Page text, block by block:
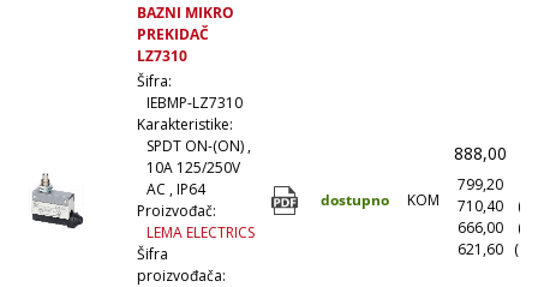
BAZNI MIKRO
PREKIDAČ
LZ7310
Šifra:
IEBMP-LZ7310
Karakteristike:
SPDT ON-(ON) ,
10A 125/250V
AC , IP64
Proizvođač:
LEMA ELECTRICS
Šifra
proizvođača:
dostupno KOM
888,00
799,20
710,40
666,00
621,60